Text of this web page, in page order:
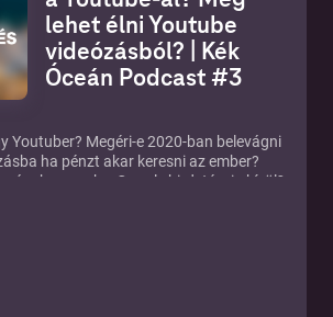
lehet élni Youtube
videózásból? | Kék
Óceán Podcast #3
Youtuber? Megéri-e 2020-ban belevágni
ha pénzt akar keresni az ember?
vannak a Google hirdetésein kívül?
copyright rendszerével, és hogy
működik. Majd érintem azt is mit
a Youtube videózásról, és hogy mi a